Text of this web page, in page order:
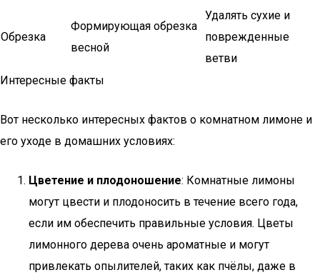
Обрезка
Формирующая обрезка
весной
Удалять сухие и
поврежденные
ветви
Интересные факты
Вот несколько интересных фактов о комнатном лимоне и
его уходе в домашних условиях:
Цветение и плодоношение: Комнатные лимоны
могут цвести и плодоносить в течение всего года,
если им обеспечить правильные условия. Цветы
лимонного дерева очень ароматные и могут
привлекать опылителей, таких как пчёлы, даже в